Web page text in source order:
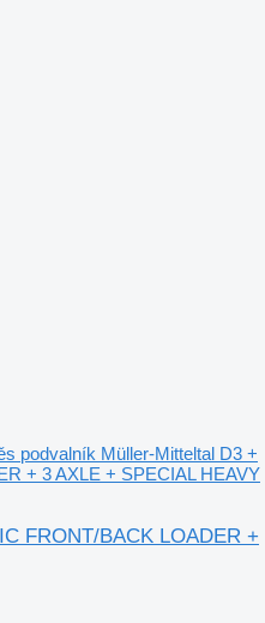
podvalník Müller-Mitteltal D3 +
+ 3 AXLE + SPECIAL HEAVY
FRONT/BACK LOADER +